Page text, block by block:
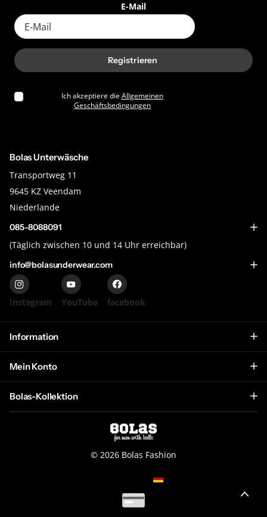
E-Mail
Registrieren
Ich akzeptiere dieAllgemeinen
Geschäftsbedingungen
Bolas Unterwäsche
Transportweg 11
9645 KZ Veendam
Niederlande
085-8088091
(Täglich zwischen 10 und 14 Uhr erreichbar)
info@bolasunderwear.com
Instagram YouTube facebook
Information
Mein Konto
Bolas-Kollektion
© 2026 Bolas Fashion